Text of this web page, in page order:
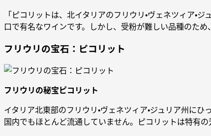
「ピコリットは、北イタリアのフリウリ・ヴェネツィア・
口で有名なワインです。しかし、受粉が難しい品種のた
フリウリの宝石：ピコリット
フリウリの秘宝ピコリット
イタリア北東部のフリウリ・ヴェネツィア・ジュリア州に
国内でもほとんど流通していません。ピコリットは特有